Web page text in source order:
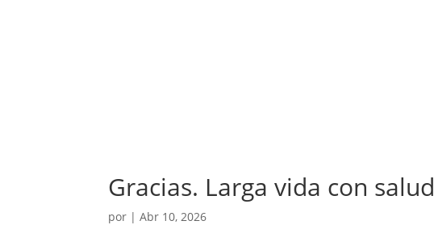
Gracias. Larga vida con salud
por |Abr 10, 2026